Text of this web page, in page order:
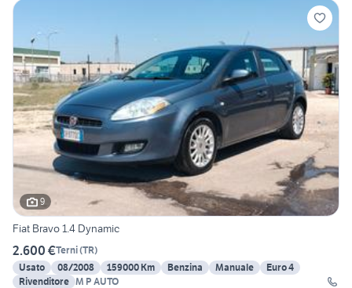
9
Fiat Bravo 1.4 Dynamic
2.600 €Terni(TR)
Usato
08/2008 159000 Km Benzina Manuale
Euro 4
Rivenditore M P AUTO